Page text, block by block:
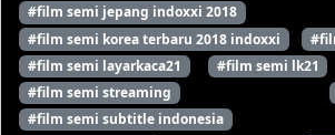
#film semi jepang indoxxi 2018
#film semi korea terbaru 2018 indoxxi
#film semi layarkaca21
#film semi lk21
#film semi streaming
#film semi subtitle indonesia